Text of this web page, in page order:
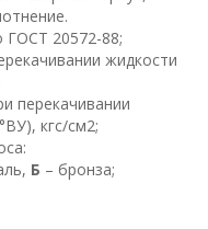
ГОСТ 20572-88;
жидкости
перекачивании
кгс/см2;
Б – бронза;